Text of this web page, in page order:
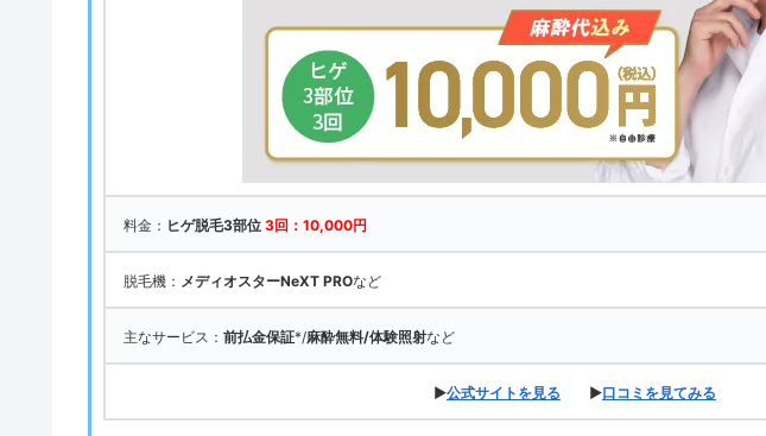
料金： ヒゲ脱毛3部位3回：10,000円
脱毛機： メディオスターNeXT PROなど
主なサービス：前払金保証*/麻酔無料/体験照射など
▶公式サイトを見る ▶口コミを見てみる